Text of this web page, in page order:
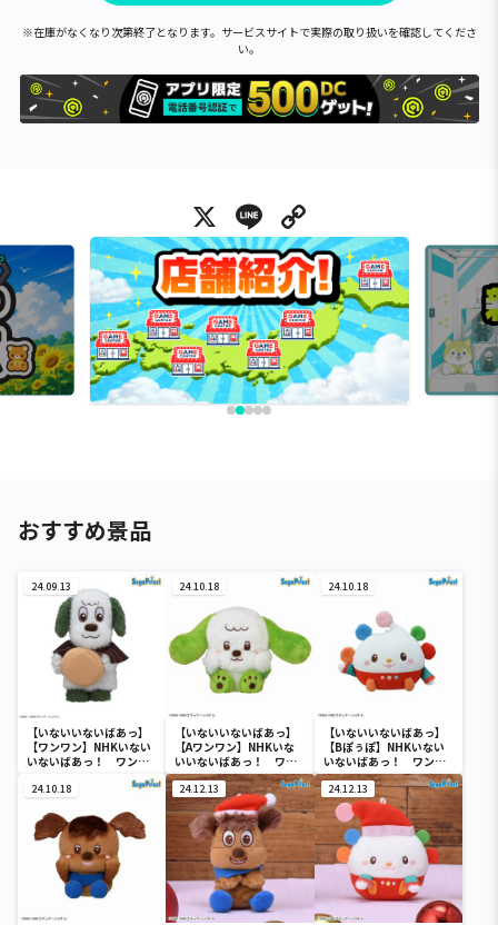
※在庫がなくなり次第終了となります。サービスサイトで実際の取り扱いを確認してくださ
い。
X Line
おすすめ景品
24.09.13
【いないいないばあっ】
【ワンワン】NHKいない
いないばあっ！ ワンワ
ンの Lぬいぐるみ ～旅
がらすワン太郎～
24.10.18
【いないいないばあっ】
【Aワンワン】NHKいな
いいないばあっ！ ワン
ワン＆ぽぅぽ＆ジャンジ
ャンのぬいぐるみ
24.10.18
【いないいないばあっ】
【Bぽぅぽ】NHKいない
いないばあっ！ ワンワ
ン＆ぽぅぽ＆ジャンジャ
ンのぬいぐるみ
24.10.18 24.12.13 24.12.13